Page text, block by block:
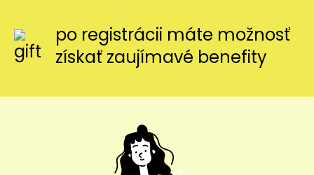
po registrácii máte možnosť
získať zaujímavé benefity